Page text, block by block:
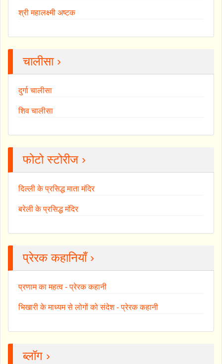
श्री महालक्ष्मी अष्टक
चालीसा ›
दुर्गा चालीसा
शिव चालीसा
फोटो स्टोरीज ›
दिल्ली के प्रसिद्ध माता मंदिर
बरेली के प्रसिद्ध मंदिर
प्रेरक कहानियाँ ›
प्रणाम का महत्व - प्रेरक कहानी
भिखारी के माध्यम से लोगों को संदेश - प्रेरक कहानी
ब्लॉग ›